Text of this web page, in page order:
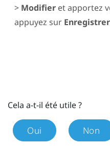
> Modifieret apportez
appuyez sur
Cela a-t-il été utile ?
Oui Non